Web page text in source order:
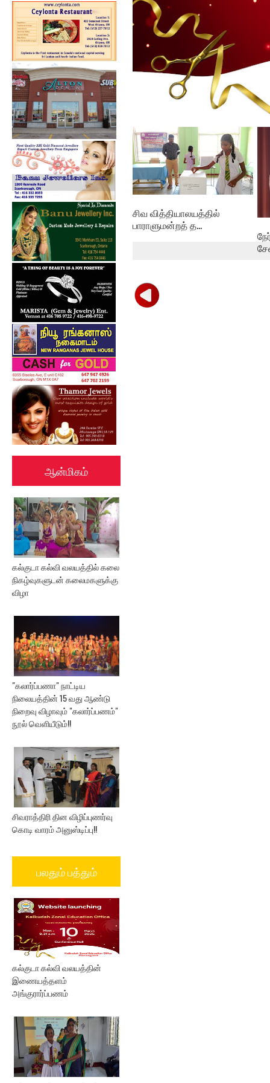
ஆன்மிகம்
கல்குடா கல்வி வலயத்தில் கலை
நிகழ்வுகளுடன் கலைமகளுக்கு
விழா
"கலார்ப்பணா" நாட்டிய
நிலையத்தின் 15 வது ஆண்டு
நிறைவு விழாவும் "கலார்ப்பணம்"
நூல் வெளியீடும்!!
சிவராத்திரி தின விழிப்புணர்வு
கொடி வாரம் அனுஸ்டிப்பு!!
பலதும் பத்தும்
கல்குடா கல்வி வலயத்தின்
இணையத்தளம்
அங்குரார்ப்பணம்
கல்குடா கல்வி வலயத்தின்
இணையத்தளம் ...
சிவ வித்தியாலயத்தில்
பாராளுமன்றத் த...